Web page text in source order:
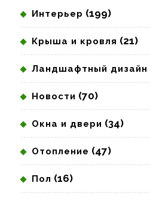
Интерьер (199)
Крыша и кровля (21)
Ландшафтный дизайн
Новости (70)
Окна и двери (34)
Отопление (47)
Пол (16)